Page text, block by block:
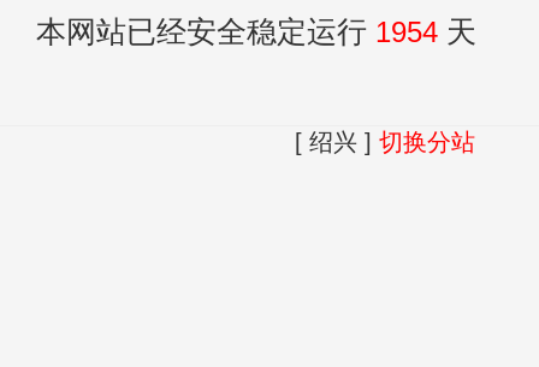
本网站已经安全稳定运行 1954 天
[ 绍兴 ] 切换分站